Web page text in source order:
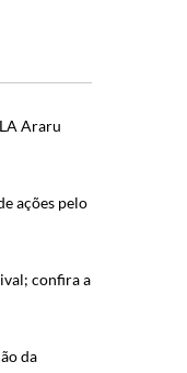
Araru
ações pelo
confira a
da